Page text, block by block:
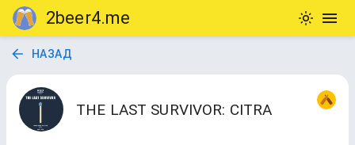
2beer4.me
НАЗАД
THE LAST SURVIVOR: CITRA